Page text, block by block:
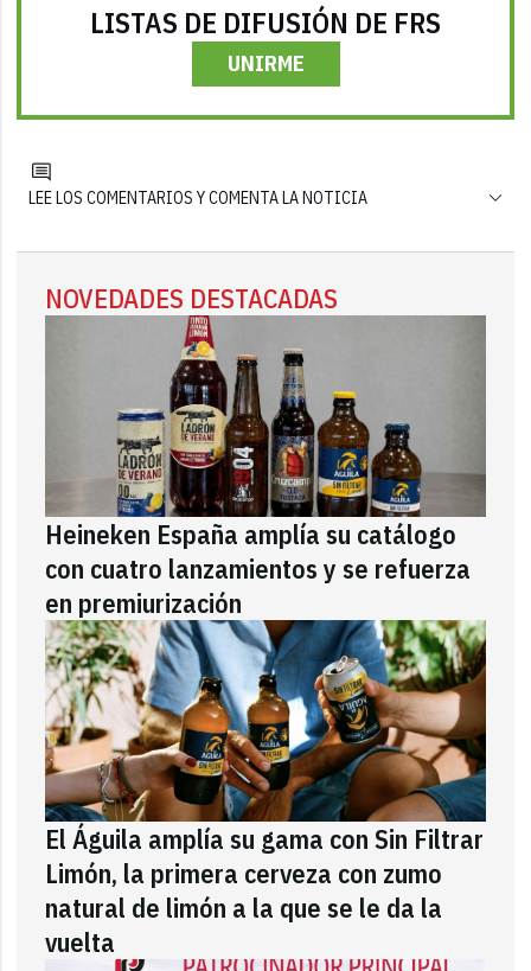
LISTAS DE DIFUSIÓN DE FRS
UNIRME
LEE LOS COMENTARIOS Y COMENTA LA NOTICIA
NOVEDADES DESTACADAS
Heineken España amplía su catálogo
con cuatro lanzamientos y se refuerza
en premiurización
El Águila amplía su gama con Sin Filtrar
Limón, la primera cerveza con zumo
natural de limón a la que se le da la
vuelta